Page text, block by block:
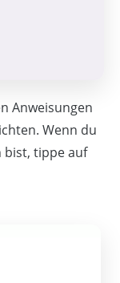
Anweisungen
Wenn du
bist, tippe auf